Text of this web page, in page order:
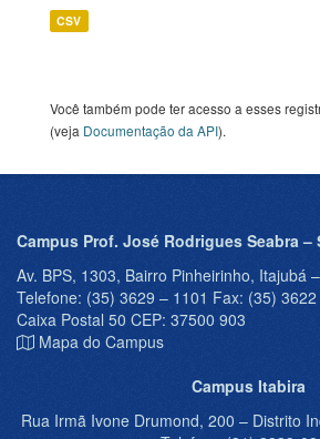
CSV
Você também pode ter acesso a esses
(veja Documentação da API).
Campus Prof. José Rodrigues Seabra –
Av. BPS, 1303, Bairro Pinheirinho, Itajubá
Telefone: (35) 3629 – 1101 Fax: (35)
Caixa Postal 50 CEP: 37500 903
Mapa do Campus
Campus Itabira
Rua Irmã Ivone Drumond, 200 – Distrito